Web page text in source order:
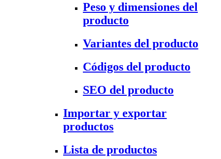
Peso y dimensiones del
producto
Variantes del producto
Códigos del producto
SEO del producto
Importar y exportar
productos
Lista de productos